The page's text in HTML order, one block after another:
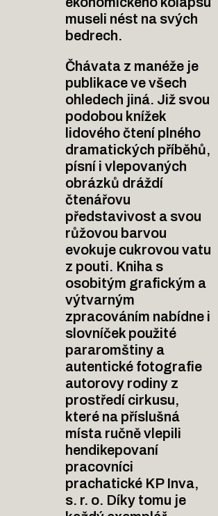
museli nést na svých
bedrech.
Čhávata z manéže je
publikace ve všech
ohledech jiná. Již svou
podobou knížek
lidového čtení plného
dramatických příběhů,
písní i vlepovaných
obrázků dráždí
čtenářovu
představivost a svou
růžovou barvou
evokuje cukrovou vatu
z pouti. Kniha s
osobitým grafickým a
výtvarným
zpracováním nabídne i
slovníček použité
pararomštiny a
autentické fotografie
autorovy rodiny z
prostředí cirkusu,
které na příslušná
místa ručně vlepili
hendikepovaní
pracovníci
prachatické KP Inva,
s. r. o. Díky tomu je